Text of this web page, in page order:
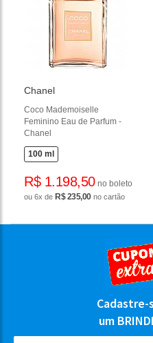
Chanel
Coco Mademoiselle
Feminino Eau de Parfum -
Chanel
100 ml
R$ 1.198,50no boleto
ou 6x de R$ 235,00no cartão
Cadastre-
um